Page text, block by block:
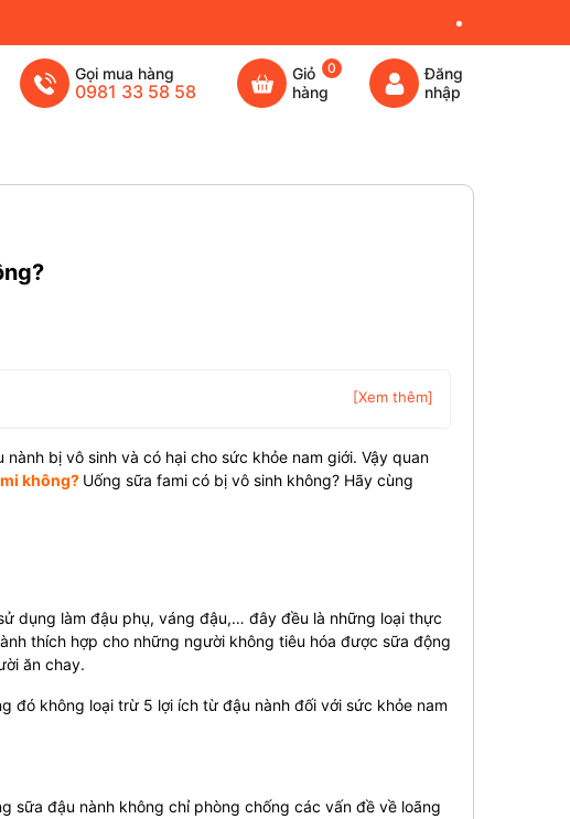
Gọi mua hàng
0981 33 58 58
Giỏ
hàng
0
Đăng
nhập
[Xem thêm]
bị vô sinh và có hại cho sức khỏe nam giới. Vậy quan
không? Uống sữa fami có bị vô sinh không? Hãy cùng
dụng làm đậu phụ, váng đậu,… đây đều là những loại thực
thích hợp cho những người không tiêu hóa được sữa động
ăn chay.
đó không loại trừ 5 lợi ích từ đậu nành đối với sức khỏe nam
sữa đậu nành không chỉ phòng chống các vấn đề về loãng